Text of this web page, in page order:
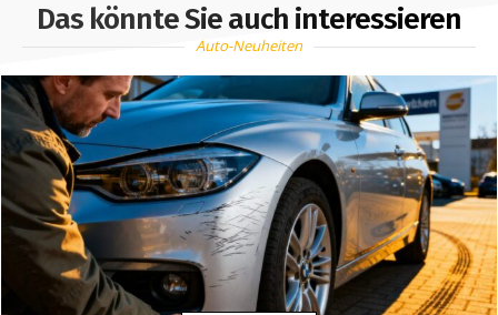
Das könnte Sie auch interessieren
Auto-Neuheiten